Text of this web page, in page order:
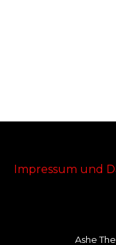
Impressum und
Ashe